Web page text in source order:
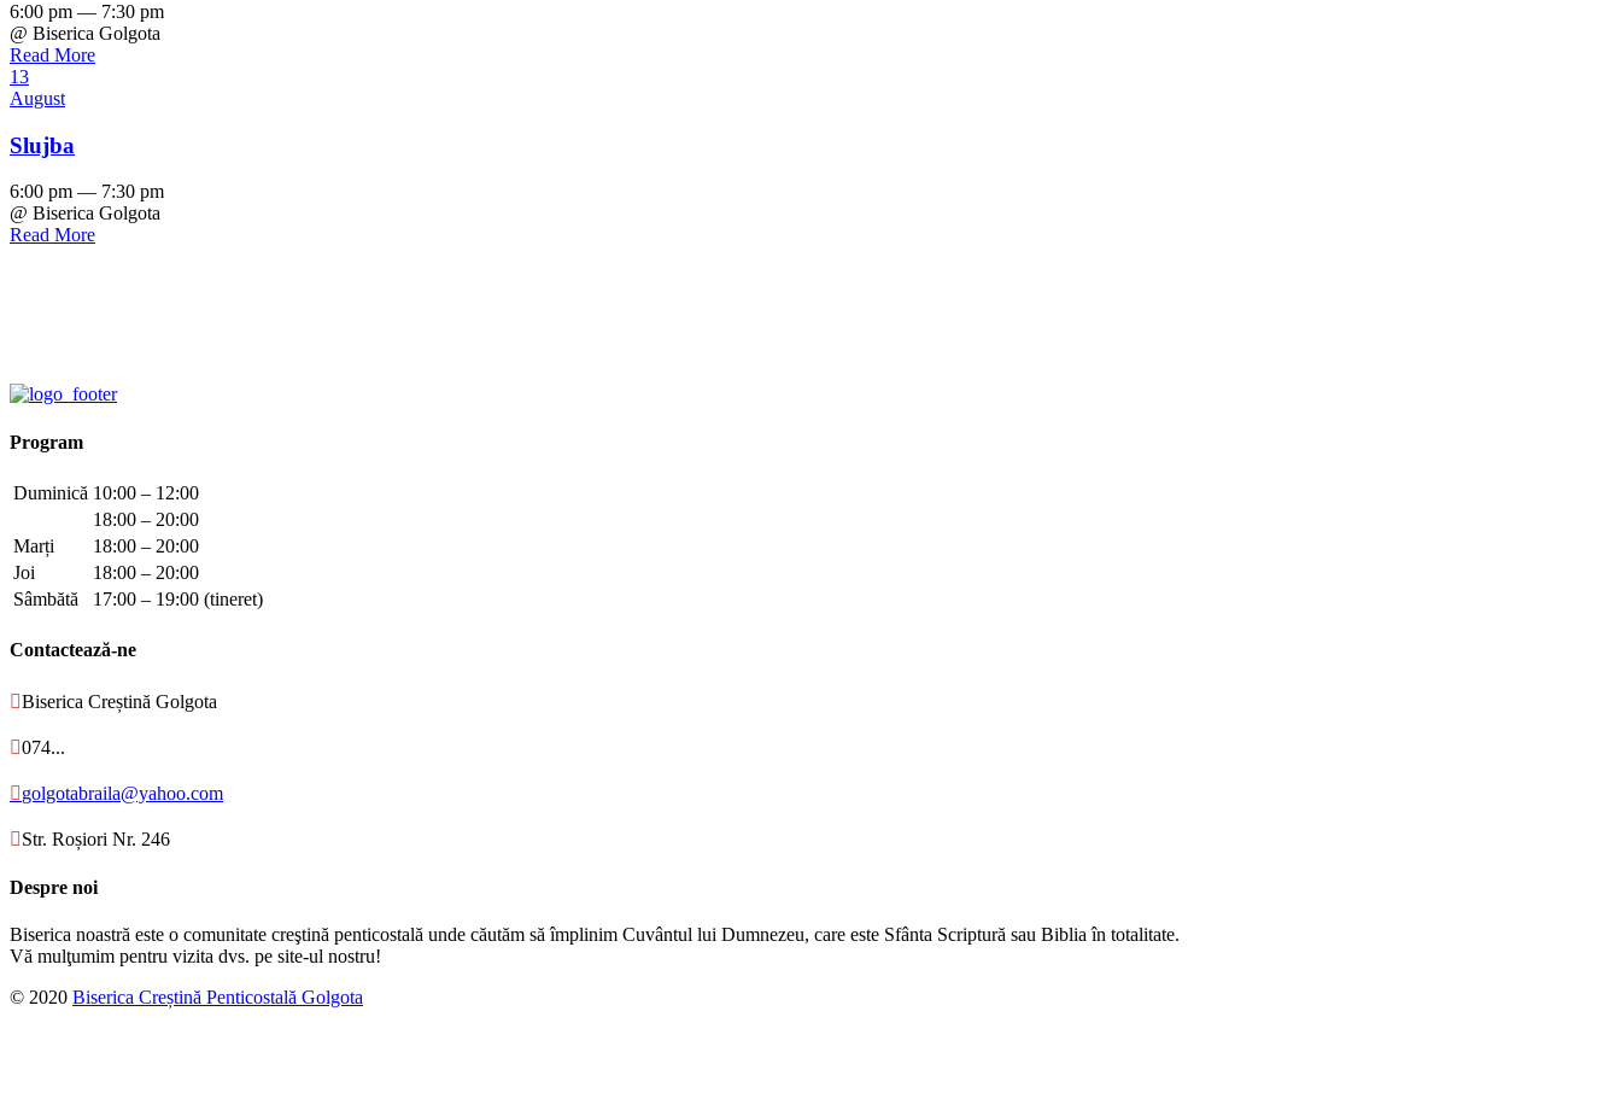
6:00 pm — 7:30 pm
@ Biserica Golgota
Read More
13
August
Slujba
6:00 pm — 7:30 pm
@ Biserica Golgota
Read More
Program
Duminică 10:00 – 12:00
18:00 – 20:00
Marți
18:00 – 20:00
Joi
18:00 – 20:00
Sâmbătă
17:00 – 19:00 (tineret)
Contactează-ne
Biserica Creștină Golgota
074...
golgotabraila@yahoo.com
Str. Roșiori Nr. 246
Despre noi
Biserica noastră este o comunitate creştină penticostală unde căutăm să împlinim Cuvântul lui Dumnezeu, care este Sfânta Scriptură sau Biblia în totalitate.
Vă mulţumim pentru vizita dvs. pe site-ul nostru!
© 2020 Biserica Creștină Penticostală Golgota